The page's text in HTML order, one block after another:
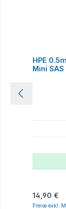
HPE
Mini
Regulärer
14,90 €
Preise exkl.